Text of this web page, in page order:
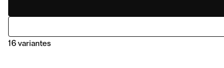
16 variantes